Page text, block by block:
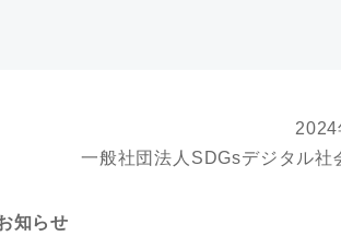
2024
一般社団法人SDGsデジタル社
知らせ